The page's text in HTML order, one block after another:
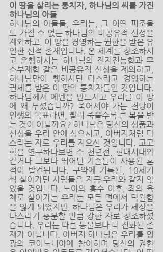
이 땅을 살리는 통치자, 하나님의 씨를 가진
하나님의 아들
하나님의 아들들, 우리는, 그 어떤 피조물
도 가질 수 없는 하나님의 비공유적 신성을
제외하고, 이 땅을 경영하는 권한을 받은 유
일한 신적 존재입니다. 온 세계를 창조하시
고 운행하시는 하나님의 전지전능함과 무
소부재함 같은 비공유적 신성을 제외하고,
하나님만이 행하시던 다스리고 경영하는
권세를 받은 이 땅의 통치자들인 것입니다.
하나님께서 에덴을 만드시고 우리를 이 땅
에 왜 두셨습니까? 죽어서야 가는 천당이
인생의 목표라면, 빨리 죽을수록 큰 복을 받
는 것이 아닐까요? 하나님은 당신의 성품과
신성을 우리 안에 심으시고, 아버지처럼 다
스리는 자로 우리를 지으신 것입니다. 고고
학을 연구하다보면 수 천년전, 현대시대와
같거나 그보다 뛰어난 기술들이 사용된 흔
적이 발견됩니다. 구약에 기록된, 10세기
씩 살아가던 사람들은 지금 우리와 같지 않
았을 것입니다. 노아의 홍수 이후, 죄의 육
체로 살아가는 우리는 모든 면에서 탁월함
을 잃게 되었지만, 하나님은 우리가 세상을
다스리기 충분할 만큼 강한 자로 창조하셨
습니다. 우리는 다른 동물보다 더 진화된 존
재가 아닙니다. 아버지 하나님은 우리를 영
광의 코이노니아에 참여하며 당신의 권한
을 이어받을 아들들로 지으셨습니다. 이 땅